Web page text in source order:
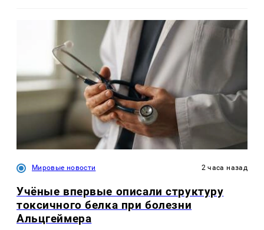
Мировые новости 2 часа назад
Учёные впервые описали структуру
токсичного белка при болезни
Альцгеймера